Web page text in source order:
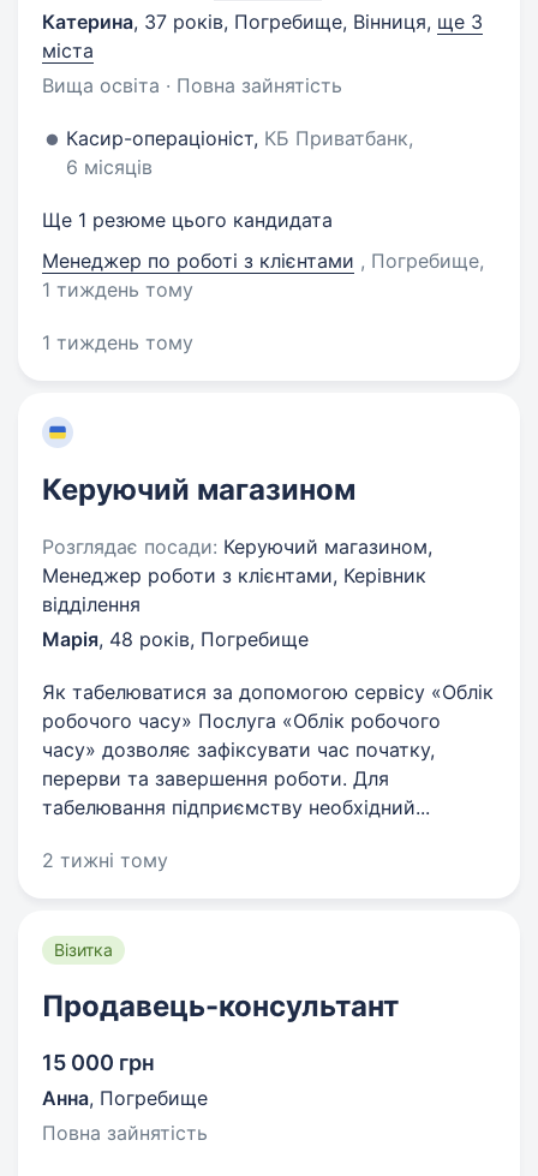
Катерина, 37 років, Погребище, Вінниця, ще 3
міста
Вища освіта · Повна зайнятість
Касир-операціоніст, КБ Приватбанк,
6 місяців
Ще 1 резюме цього кандидата
Менеджер по роботі з клієнтами , Погребище,
1 тиждень тому
1 тиждень тому
Керуючий магазином
Розглядає посади: Керуючий магазином,
Менеджер роботи з клієнтами, Керівник
відділення
Марія, 48 років, Погребище
Як табелюватися за допомогою сервісу «Облік
робочого часу» Послуга «Облік робочого
часу» дозволяє зафіксувати час початку,
перерви та завершення роботи. Для
табелювання підприємству необхідний...
2 тижні тому
Візитка
Продавець-консультант
15 000 грн
Анна, Погребище
Повна зайнятість